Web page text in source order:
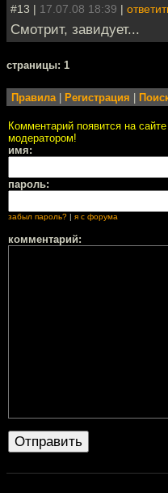
#13 | 17.07.08 18:39 |
Смотрит, завидует...
cтраницы: 1
Правила | Регистрация |
Комментарий появится на
модератором!
имя:
пароль:
забыл пароль? | я с форума
комментарий: